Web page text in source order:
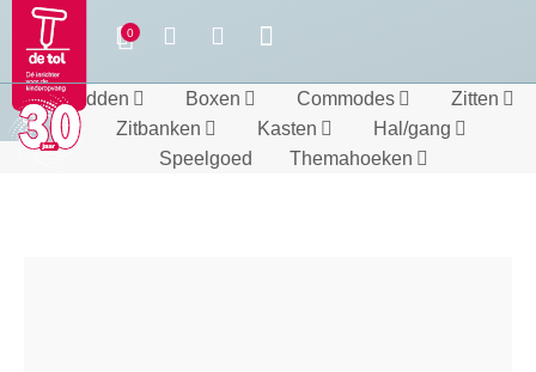
Bedden Boxen Commodes
Zitten
Zitbanken
Kasten
Hal/gang
Speelgoed
Themahoeken